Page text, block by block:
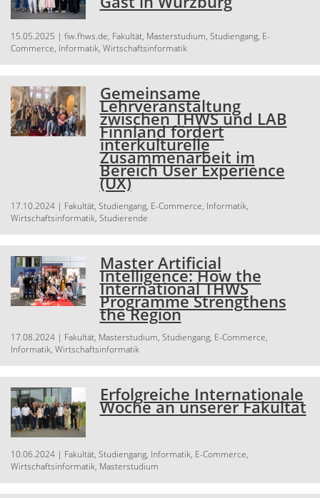
15.05.2025 | fiw.fhws.de, Fakultät, Masterstudium, Studiengang, E-
Commerce, Informatik, Wirtschaftsinformatik
Gemeinsame
Lehrveranstaltung
zwischen THWS und LAB
Finnland fördert
interkulturelle
Zusammenarbeit im
Bereich User Experience
(UX)
17.10.2024 | Fakultät, Studiengang, E-Commerce, Informatik,
Wirtschaftsinformatik, Studierende
Master Artificial
Intelligence: How the
International THWS
Programme Strengthens
the Region
17.08.2024 | Fakultät, Masterstudium, Studiengang, E-Commerce,
Informatik, Wirtschaftsinformatik
Erfolgreiche Internationale
Woche an unserer Fakultät
10.06.2024 | Fakultät, Studiengang, Informatik, E-Commerce,
Wirtschaftsinformatik, Masterstudium